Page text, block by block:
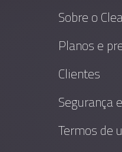
Sobre o
Planos e
Clientes
Segurança
Termos de